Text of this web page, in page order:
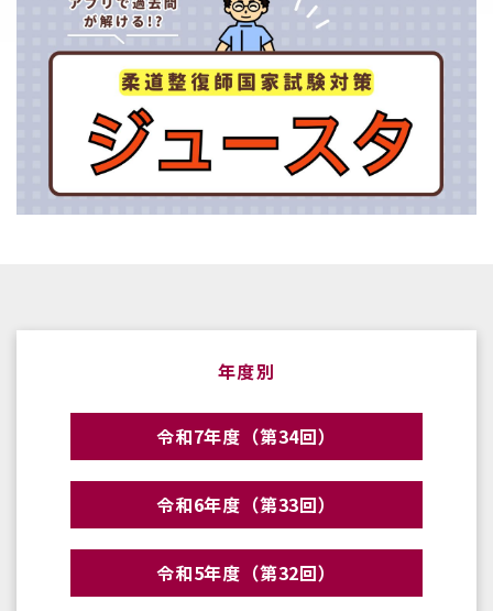
年度別
令和7年度（第34回）
令和6年度（第33回）
令和5年度（第32回）